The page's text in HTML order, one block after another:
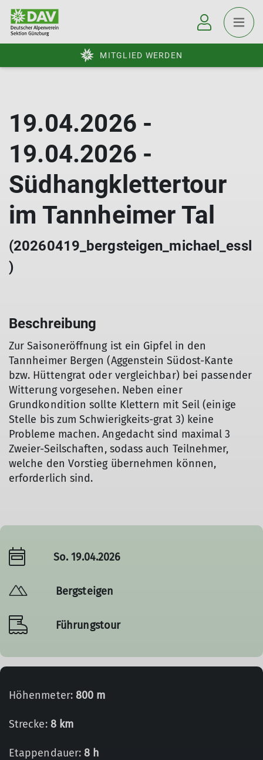
MITGLIED WERDEN
19.04.2026 -
19.04.2026 -
Südhangklettertour
im Tannheimer Tal
(20260419_bergsteigen_michael_essl
)
Beschreibung
Zur Saisoneröffnung ist ein Gipfel in den
Tannheimer Bergen (Aggenstein Südost-Kante
bzw. Hüttengrat oder vergleichbar) bei passender
Witterung vorgesehen. Neben einer
Grundkondition sollte Klettern mit Seil (einige
Stelle bis zum Schwierigkeits-grat 3) keine
Probleme machen. Angedacht sind maximal 3
Zweier-Seilschaften, sodass auch Teilnehmer,
welche den Vorstieg übernehmen können,
erforderlich sind.
So. 19.04.2026
Bergsteigen
Führungstour
Höhenmeter: 800 m
Strecke: 8 km
Etappendauer:8 h